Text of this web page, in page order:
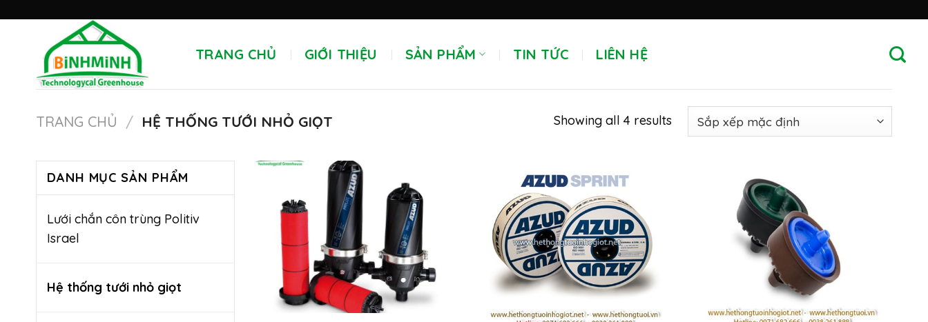
TRANG CHỦ GIỚI THIỆU SẢN PHẨM TIN TỨC LIÊN HỆ
TRANG CHỦ / HỆ THỐNG TƯỚI NHỎ GIỌT Showing all 4 results
DANH MỤC SẢN PHẨM
Lưới chắn côn trùng Politiv
Israel
Hệ thống tưới nhỏ giọt